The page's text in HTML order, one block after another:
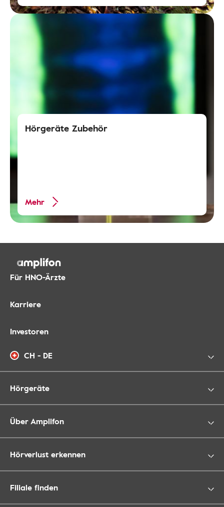
Hörgeräte Zubehör
Mehr
Für HNO-Ärzte
Karriere
Investoren
CH - DE
Hörgeräte
Über Amplifon
Hörverlust erkennen
Filiale finden